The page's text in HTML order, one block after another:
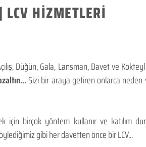
LCV HİZMETLERİ
Düğün, Gala, Lansman, Davet ve
Sizi bir araya getiren onlarca
için birçok yöntem kullanır ve katılım
gibi her davetten önce bir LCV...